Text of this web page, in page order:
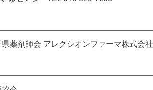
薬剤師会 アレクシオンファーマ株式会社